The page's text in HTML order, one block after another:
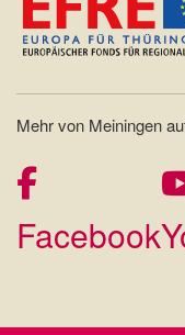
Mehr von Meiningen
Facebook